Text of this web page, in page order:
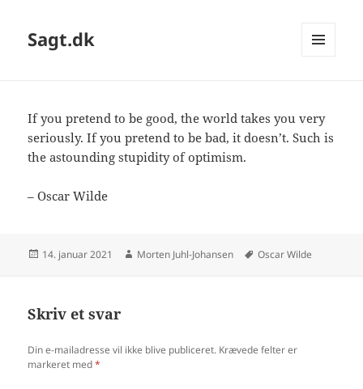
Sagt.dk
If you pretend to be good, the world takes you very
seriously. If you pretend to be bad, it doesn’t. Such is
the astounding stupidity of optimism.
– Oscar Wilde
Udgivet
14. januar 2021 Forfatter
Morten Juhl-Johansen Tags
Oscar Wilde
Skriv et svar
Din e-mailadresse vil ikke blive publiceret. Krævede felter er
markeret med*